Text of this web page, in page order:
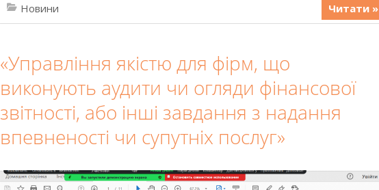
Новини Читати »
«Управління якістю для фірм, що
виконують аудити чи огляди фінансової
звітності, або інші завдання з надання
впевненості чи супутніх послуг»